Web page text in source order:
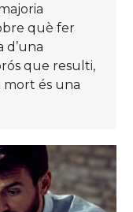
què fer
d’una
que resulti,
mort és una